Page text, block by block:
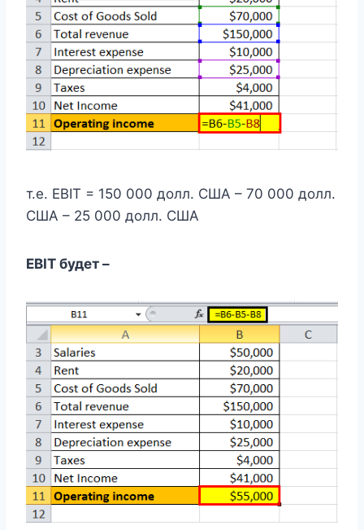
т.е. EBIT = 150 000 долл. США – 70 000 долл.
США – 25 000 долл. США
EBIT будет –